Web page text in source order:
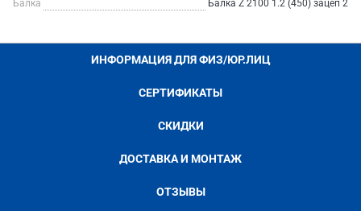
Балка
Балка Z 2100 1.2 (450) зацеп 2
ИНФОРМАЦИЯ ДЛЯ ФИЗ/ЮР.ЛИЦ
СЕРТИФИКАТЫ
СКИДКИ
ДОСТАВКА И МОНТАЖ
ОТЗЫВЫ